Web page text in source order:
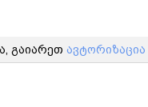
გაიარეთ ავტორიზაცია